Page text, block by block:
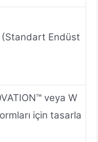
(Standart Endüst
veya W
için tasarla